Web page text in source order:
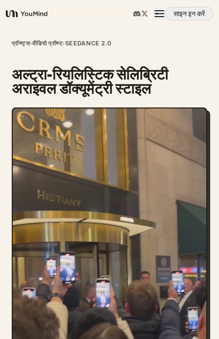
YouMind
साइन इन करें
अवलोकन
उपयोग के मामले
कौशल
मूल्य निर्धारण
डाउनलोड
ब्लॉग
प्रॉम्प्ट्स›वीडियो प्रॉम्प्ट›SEEDANCE 2.0
अल्ट्रा-रियलिस्टिक सेलिब्रिटी
अराइवल डॉक्यूमेंट्री स्टाइल